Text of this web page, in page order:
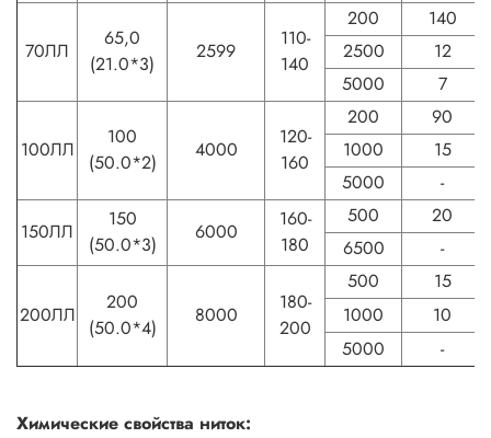
70ЛЛ
65,0
(21.0*3)
2599
110-
140
200
140
2500
12
5000
7
100ЛЛ
100
(50.0*2)
4000
120-
160
200
90
1000
15
5000
-
150ЛЛ
150
(50.0*3)
6000
160-
180
500
20
6500
-
200ЛЛ
200
(50.0*4)
8000
180-
200
500
15
1000
10
5000
-
Химические свойства ниток: